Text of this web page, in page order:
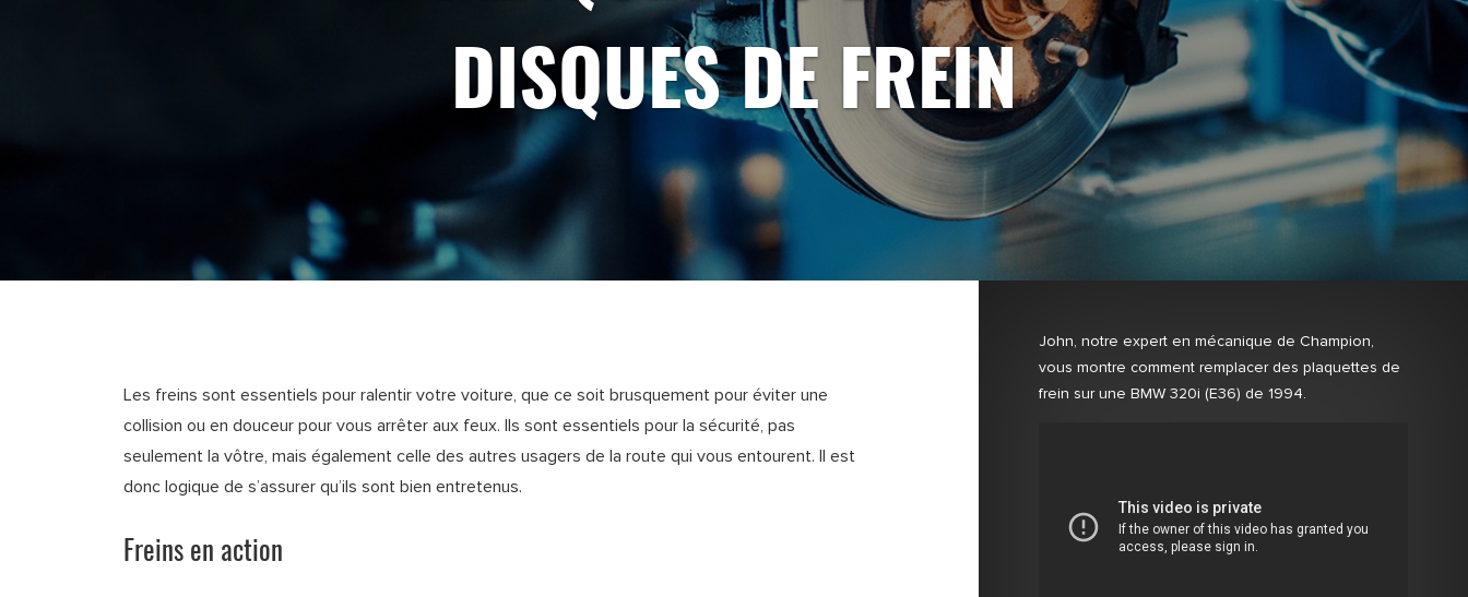
DISQUES DE FREIN
Les freins sont essentiels pour ralentir votre voiture, que ce soit brusquement pour éviter une
collision ou en douceur pour vous arrêter aux feux. Ils sont essentiels pour la sécurité, pas
seulement la vôtre, mais également celle des autres usagers de la route qui vous entourent. Il est
donc logique de s’assurer qu’ils sont bien entretenus.
Freins en action
John, notre expert en mécanique de Champion,
vous montre comment remplacer des plaquettes de
frein sur une BMW 320i (E36) de 1994.